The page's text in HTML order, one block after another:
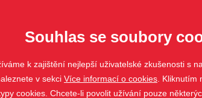
Souhlas se soubory
k zajištění nejlepší uživatelské zkušenosti s
v sekci Více informací o cookies .
cookies. Chcete-li povolit užívání pouze